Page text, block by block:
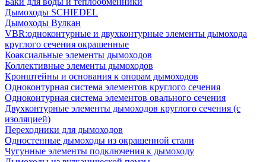
Дымоходы SCHIEDEL
Дымоходы Вулкан
VBR:одноконтурные и двухконтурные элементы дымохода
круглого сечения окрашенные
Коаксиальные элементы дымоходов
Коллективные элементы дымоходов
Кронштейны и основания к опорам дымоходов
Одноконтурная система элементов круглого сечения
Одноконтурная система элементов овального сечения
Двухконтурные элементы дымоходов круглого сечения (с
изоляцией)
Переходники для дымоходов
Одностенные дымоходы из окрашенной стали
Чугунные элементы подключения к дымоходу